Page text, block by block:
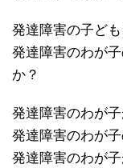
発達障害の子ども
発達障害のわが
か？
発達障害のわが
発達障害のわが
発達障害のわが